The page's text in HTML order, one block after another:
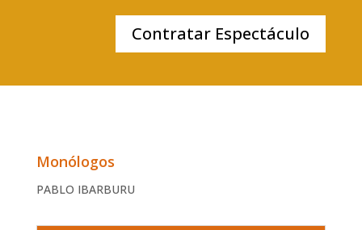
Contratar Espectáculo
Monólogos
PABLO IBARBURU